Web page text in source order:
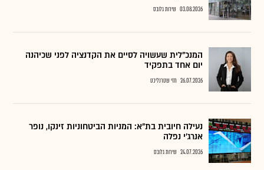
03.08.2026 שירות גלובס
המנכ"לית שעשויה לסיים את הקדנציה לפני שכיהנה
יום אחד בתפקיד
26.07.2026 חזי שטרנליכט
נעילה חיובית בת"א: המניות הביטחוניות זינקו, נופר
אנרג'י נפלה
24.07.2026 שירות גלובס